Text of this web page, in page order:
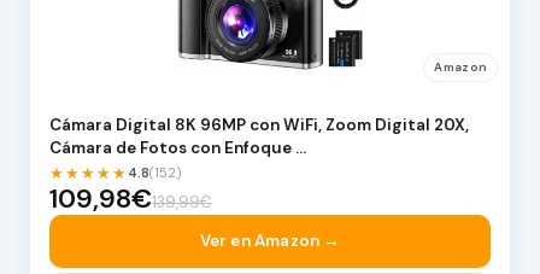
Amazon
Cámara Digital 8K 96MP con WiFi, Zoom Digital 20X,
Cámara de Fotos con Enfoque …
★★★★★ 4.8(152)
109,98€139,99€
Ver en Amazon →